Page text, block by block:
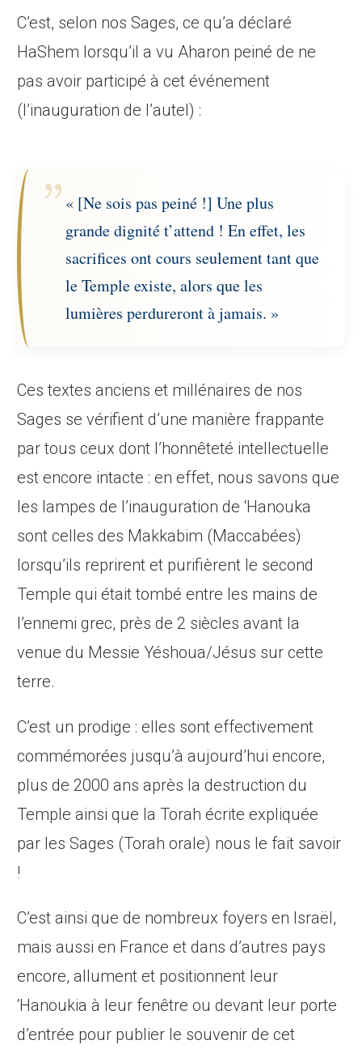
C’est, selon nos Sages, ce qu’a déclaré
HaShem lorsqu’il a vu Aharon peiné de ne
pas avoir participé à cet événement
(l’inauguration de l’autel) :
« [Ne sois pas peiné !] Une plus
grande dignité t’attend ! En effet, les
sacrifices ont cours seulement tant que
le Temple existe, alors que les
lumières perdureront à jamais. »
Ces textes anciens et millénaires de nos
Sages se vérifient d’une manière frappante
par tous ceux dont l’honnêteté intellectuelle
est encore intacte : en effet, nous savons que
les lampes de l’inauguration de ‘Hanouka
sont celles des Makkabim (Maccabées)
lorsqu’ils reprirent et purifièrent le second
Temple qui était tombé entre les mains de
l’ennemi grec, près de 2 siècles avant la
venue du Messie Yéshoua/Jésus sur cette
terre.
C’est un prodige : elles sont effectivement
commémorées jusqu’à aujourd’hui encore,
plus de 2000 ans après la destruction du
Temple ainsi que la Torah écrite expliquée
par les Sages (Torah orale) nous le fait savoir
!
C’est ainsi que de nombreux foyers en Israël,
mais aussi en France et dans d’autres pays
encore, allument et positionnent leur
‘Hanoukia à leur fenêtre ou devant leur porte
d’entrée pour publier le souvenir de cet